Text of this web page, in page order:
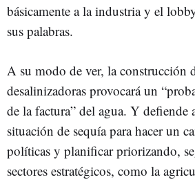
básicamente a la industria y el
sus palabras.
A su modo de ver, la construcción
desalinizadoras provocará un
de la factura” del agua. Y defiende
situación de sequía para hacer un
políticas y planificar priorizando,
sectores estratégicos, como la